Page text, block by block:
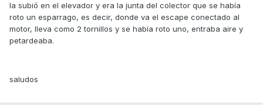
la subió en el elevador y era la junta del colector que se había
roto un esparrago, es decir, donde va el escape conectado al
motor, lleva como 2 tornillos y se había roto uno, entraba aire y
petardeaba.
saludos